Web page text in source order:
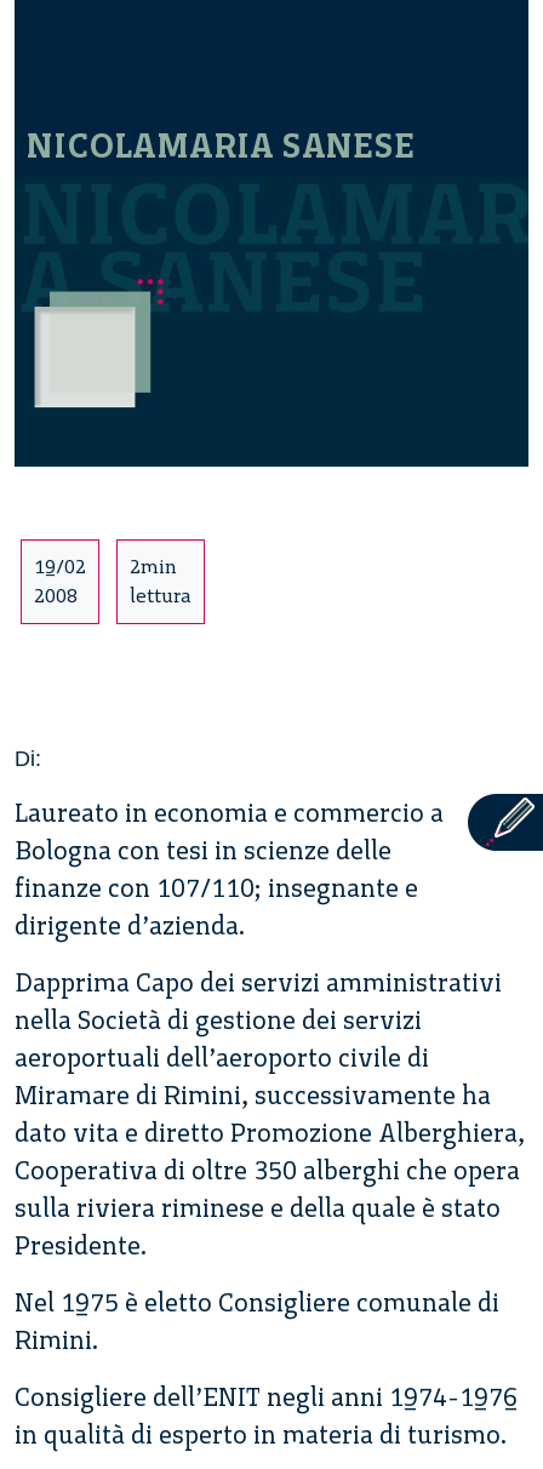
NICOLAMARIA SANESE
19/02
2008
2min
lettura
Di:
Laureato in economia e commercio a
Bologna con tesi in scienze delle
finanze con 107/110; insegnante e
dirigente d’azienda.
Dapprima Capo dei servizi amministrativi
nella Società di gestione dei servizi
aeroportuali dell’aeroporto civile di
Miramare di Rimini, successivamente ha
dato vita e diretto Promozione Alberghiera,
Cooperativa di oltre 350 alberghi che opera
sulla riviera riminese e della quale è stato
Presidente.
Nel 1975 è eletto Consigliere comunale di
Rimini.
Consigliere dell’ENIT negli anni 1974-1976
in qualità di esperto in materia di turismo.